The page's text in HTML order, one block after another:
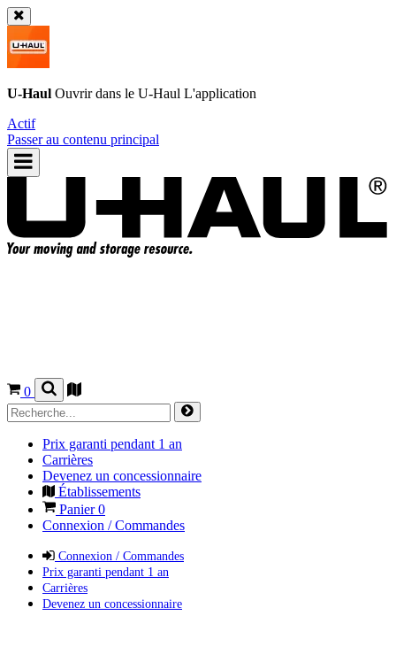
U-Haul Ouvrir dans le U-Haul L'application
Actif
Passer au contenu principal
0
Prix garanti pendant 1 an
Carrières
Devenez un concessionnaire
Établissements
Panier0
Connexion / Commandes
Connexion / Commandes
Prix garanti pendant 1 an
Carrières
Devenez un concessionnaire